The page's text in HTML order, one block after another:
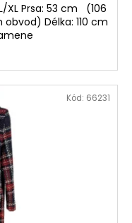
XL Prsa: 53 cm (106
Délka: 110 cm
Kód: 66231